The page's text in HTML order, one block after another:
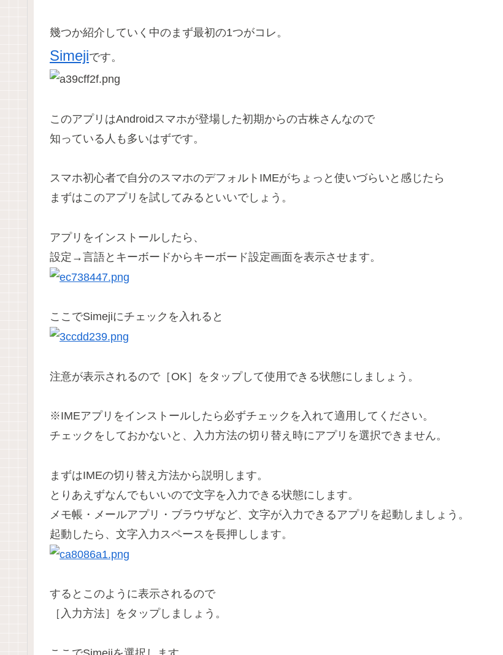
幾つか紹介していく中のまず最初の1つがコレ。
Simejiです。
このアプリはAndroidスマホが登場した初期からの古株さんなので
知っている人も多いはずです。
スマホ初心者で自分のスマホのデフォルトIMEがちょっと使いづらいと感じたら
まずはこのアプリを試してみるといいでしょう。
アプリをインストールしたら、
設定→言語とキーボードからキーボード設定画面を表示させます。
ここでSimejiにチェックを入れると
注意が表示されるので［OK］をタップして使用できる状態にしましょう。
※IMEアプリをインストールしたら必ずチェックを入れて適用してください。
チェックをしておかないと、入力方法の切り替え時にアプリを選択できません。
まずはIMEの切り替え方法から説明します。
とりあえずなんでもいいので文字を入力できる状態にします。
メモ帳・メールアプリ・ブラウザなど、文字が入力できるアプリを起動しましょう。
起動したら、文字入力スペースを長押しします。
するとこのように表示されるので
［入力方法］をタップしましょう。